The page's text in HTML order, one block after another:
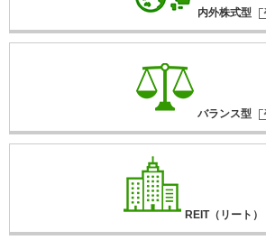
内外株式型
バランス型
REIT（リート）